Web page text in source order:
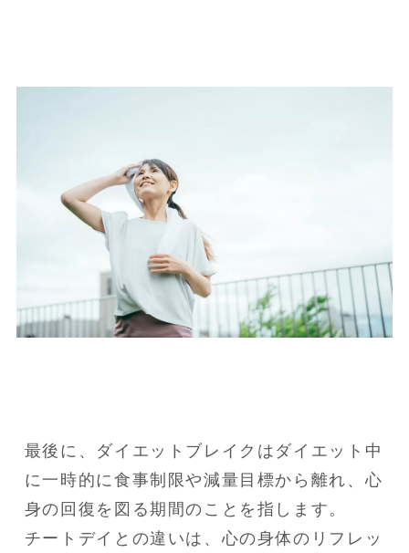
最後に、ダイエットブレイクはダイエット中
に一時的に食事制限や減量目標から離れ、心
身の回復を図る期間のことを指します。
チートデイとの違いは、心の身体のリフレッ